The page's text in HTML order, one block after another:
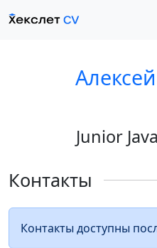
Junior
Контакты
Контакты доступны